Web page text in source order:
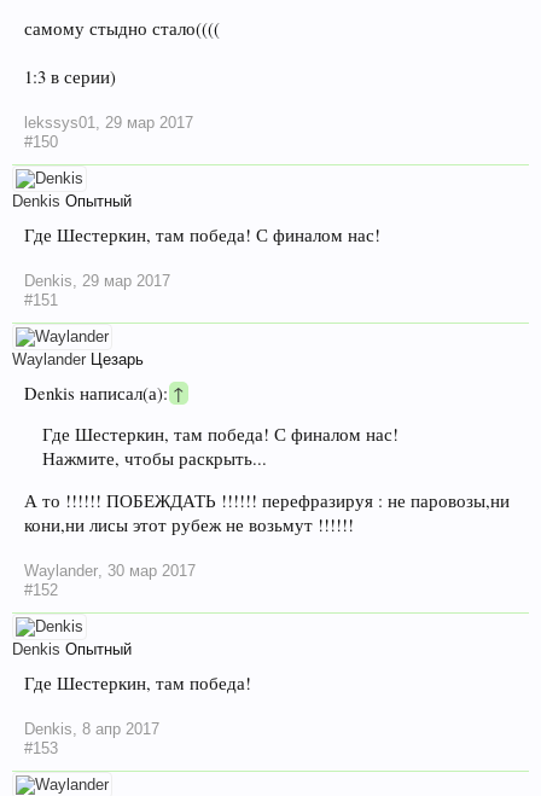
самому стыдно стало((((
1:3 в серии)
lekssys01
29 мар 2017
#150
Denkis Опытный
Где Шестеркин, там победа! С финалом нас!
Denkis
29 мар 2017
#151
Waylander Цезарь
Denkis написал(а):↑
Где Шестеркин, там победа! С финалом нас!
Нажмите, чтобы раскрыть...
А то !!!!!! ПОБЕЖДАТЬ !!!!!! перефразируя : не паровозы,ни
кони,ни лисы этот рубеж не возьмут !!!!!!
Waylander, 30 мар 2017
#152
Denkis Опытный
Где Шестеркин, там победа!
Denkis, 8 апр 2017
#153